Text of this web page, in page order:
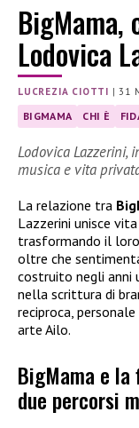
BigMama,
Lodovica
LUCREZIA CIOTTI |31
BIGMAMA CHI È
Lodovica Lazzerini,
musica e vita
La relazione tra
Lazzerini unisce
trasformando il
oltre che
costruito negli anni
nella scrittura di
reciproca,
arte Ailo.
BigMama e la
due percorsi